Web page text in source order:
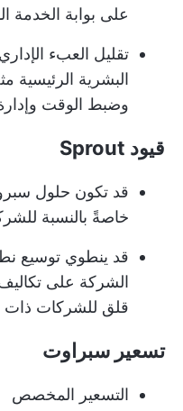
على بوابة الخدمة
تقليل العبء
البشرية
وضبط الوقت وإدارة
قيود Sprout
قد تكون حلول
خاصةً بالنسبة
قد ينطوي توسيع
الشركة على
قلق للشركات ذات
تسعير سبراوت
التسعير المخصص